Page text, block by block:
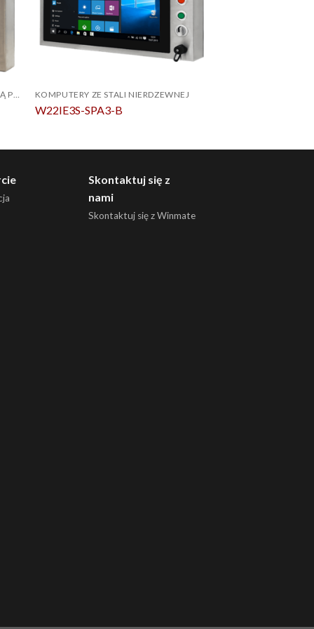
KOMPUTER PANELOWY Z OBUDOWĄ PCAP ZE STALI NIERDZEWNEJ IP69K KOMPUTERY ZE STALI NIERDZEWNEJ
W22IE3S-SPA3-B
Skontaktuj się z
nami
Skontaktuj się z Winmate